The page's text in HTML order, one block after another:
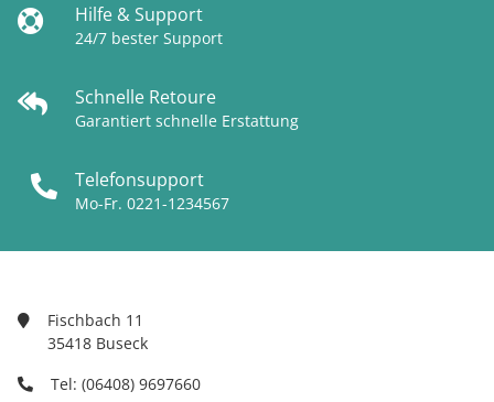
Hilfe & Support
24/7 bester Support
Schnelle Retoure
Garantiert schnelle Erstattung
Telefonsupport
Mo-Fr. 0221-1234567
Fischbach 11
35418 Buseck
Tel: (06408) 9697660